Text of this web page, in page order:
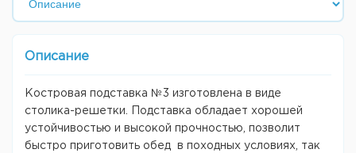
Описание
Костровая подставка №3 изготовлена в виде
столика-решетки. Подставка обладает хорошей
устойчивостью и высокой прочностью, позволит
быстро приготовить обед в походных условиях, так